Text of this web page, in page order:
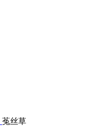
菟丝草